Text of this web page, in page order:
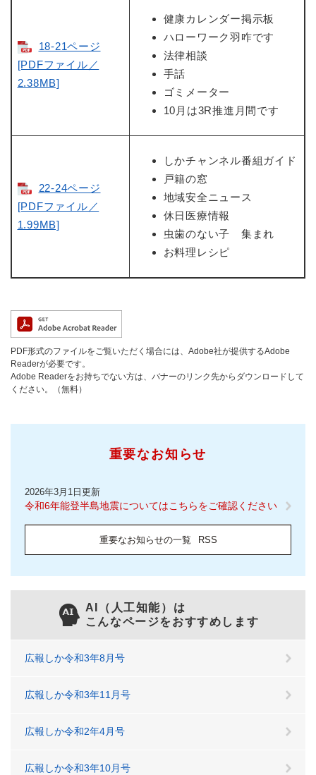
18-21ページ
[PDFファイル／
2.38MB]
健康カレンダー掲示板
ハローワーク羽咋です
法律相談
手話
ゴミメーター
10月は3R推進月間です
22-24ページ
[PDFファイル／
1.99MB]
しかチャンネル番組ガイド
戸籍の窓
地域安全ニュース
休日医療情報
虫歯のない子 集まれ
お料理レシピ
PDF形式のファイルをご覧いただく場合には、Adobe社が提供するAdobe
Readerが必要です。
Adobe Readerをお持ちでない方は、バナーのリンク先からダウンロードして
ください。（無料）
重要なお知らせ
2026年3月1日更新
令和6年能登半島地震についてはこちらをご確認ください
重要なお知らせの一覧 RSS
AI（人工知能）は
こんなページをおすすめします
広報しか令和3年8月号
広報しか令和3年11月号
広報しか令和2年4月号
広報しか令和3年10月号